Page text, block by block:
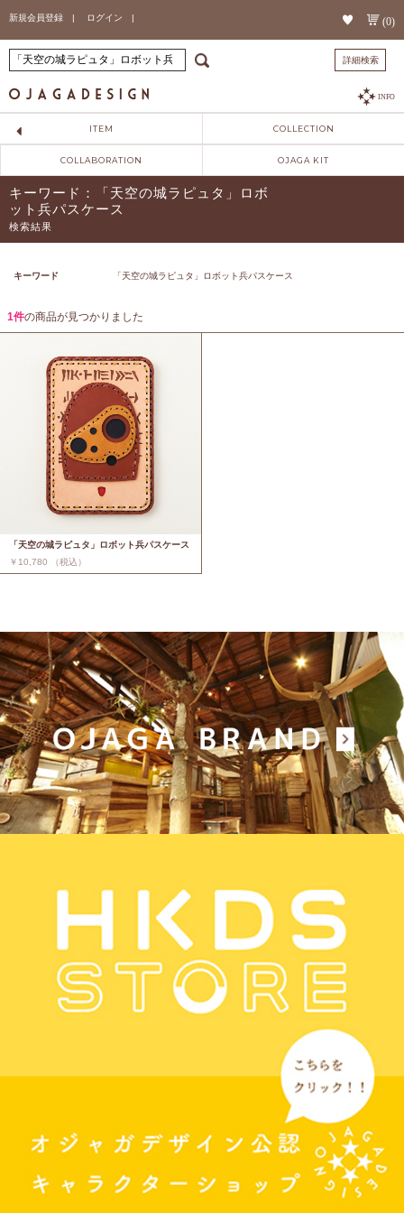
新規会員登録 | ログイン | (0)
詳細検索
INFO
ITEM COLLECTION
COLLABORATION OJAGA KIT
キーワード：「天空の城ラピュタ」ロボ
ット兵パスケース
検索結果
キーワード 「天空の城ラピュタ」ロボット兵パスケース
1件の商品が見つかりました
「天空の城ラピュタ」ロボット兵パスケース
￥10,780 （税込）